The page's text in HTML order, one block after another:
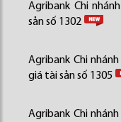
Agribank Chi
sản số 1302
Agribank Chi
giá tài sản số 1305
Agribank Chi